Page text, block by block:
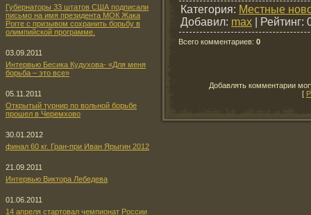
Губернаторы 33 штатов США подписали
письмо на имя президента МОК Жака
Рогге с призывом сохранить борьбу в
олимпийской программе.
03.09.2011
Интервью Бесика Кудухова- «Для меня
борьба – это все»
05.11.2011
Открытый турнир по вольной борьбе
прошел в Черемхово
30.01.2012
финал 60 кг. Гран-при Иван Ярыгин 2012
21.09.2011
Интервью Виктора Лебедева
01.06.2011
14 апреля стартовал чемпионат России
Категория: Местные
Добавил: max Рейтинг:
Всего комментариев: 0
Добавлять комментарии
[